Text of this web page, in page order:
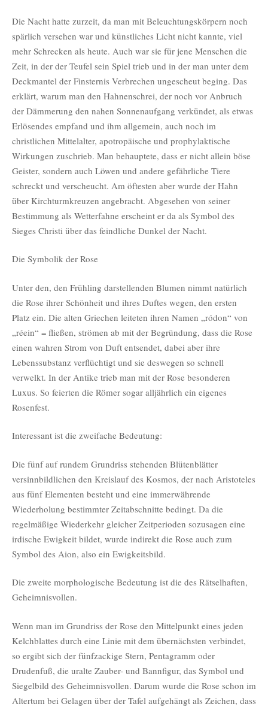
Die Nacht hatte zurzeit, da man mit Beleuchtungskörpern noch
spärlich versehen war und künstliches Licht nicht kannte, viel
mehr Schrecken als heute. Auch war sie für jene Menschen die
Zeit, in der der Teufel sein Spiel trieb und in der man unter dem
Deckmantel der Finsternis Verbrechen ungescheut beging. Das
erklärt, warum man den Hahnenschrei, der noch vor Anbruch
der Dämmerung den nahen Sonnenaufgang verkündet, als etwas
Erlösendes empfand und ihm allgemein, auch noch im
christlichen Mittelalter, apotropäische und prophylaktische
Wirkungen zuschrieb. Man behauptete, dass er nicht allein böse
Geister, sondern auch Löwen und andere gefährliche Tiere
schreckt und verscheucht. Am öftesten aber wurde der Hahn
über Kirchturmkreuzen angebracht. Abgesehen von seiner
Bestimmung als Wetterfahne erscheint er da als Symbol des
Sieges Christi über das feindliche Dunkel der Nacht.
Die Symbolik der Rose
Unter den, den Frühling darstellenden Blumen nimmt natürlich
die Rose ihrer Schönheit und ihres Duftes wegen, den ersten
Platz ein. Die alten Griechen leiteten ihren Namen „ródon“ von
„réein“ = fließen, strömen ab mit der Begründung, dass die Rose
einen wahren Strom von Duft entsendet, dabei aber ihre
Lebenssubstanz verflüchtigt und sie deswegen so schnell
verwelkt. In der Antike trieb man mit der Rose besonderen
Luxus. So feierten die Römer sogar alljährlich ein eigenes
Rosenfest.
Interessant ist die zweifache Bedeutung:
Die fünf auf rundem Grundriss stehenden Blütenblätter
versinnbildlichen den Kreislauf des Kosmos, der nach Aristoteles
aus fünf Elementen besteht und eine immerwährende
Wiederholung bestimmter Zeitabschnitte bedingt. Da die
regelmäßige Wiederkehr gleicher Zeitperioden sozusagen eine
irdische Ewigkeit bildet, wurde indirekt die Rose auch zum
Symbol des Aion, also ein Ewigkeitsbild.
Die zweite morphologische Bedeutung ist die des Rätselhaften,
Geheimnisvollen.
Wenn man im Grundriss der Rose den Mittelpunkt eines jeden
Kelchblattes durch eine Linie mit dem übernächsten verbindet,
so ergibt sich der fünfzackige Stern, Pentagramm oder
Drudenfuß, die uralte Zauber- und Bannfigur, das Symbol und
Siegelbild des Geheimnisvollen. Darum wurde die Rose schon im
Altertum bei Gelagen über der Tafel aufgehängt als Zeichen, dass